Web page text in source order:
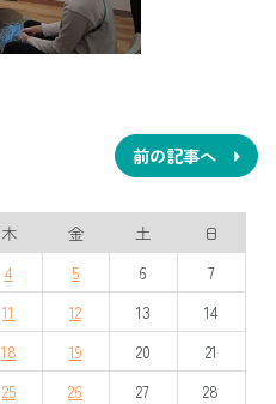
前の記事へ
木 金 土
日
4 5 6
7
11 12 13
14
18 19 20
21
25 26 27 28